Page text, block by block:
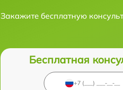
Закажите бесплатную
Бесплатная